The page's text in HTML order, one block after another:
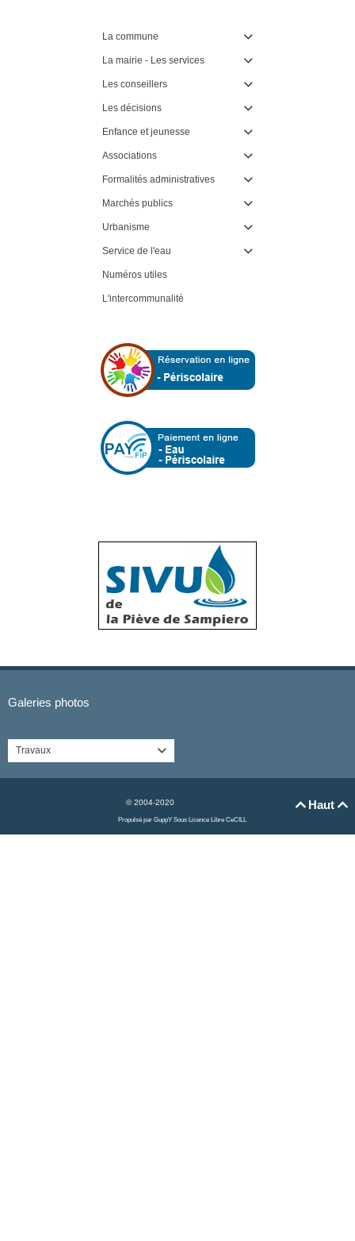
La commune 
La mairie - Les services 
Les conseillers 
Les décisions 
Enfance et jeunesse 
Associations 
Formalités administratives 
Marchés publics 
Urbanisme 
Service de l'eau 
Numéros utiles
L'intercommunalité
Galeries photos
Travaux 
Haut 
© 2004-2020
Propulsé par GuppY Sous Licence Libre CeCILL